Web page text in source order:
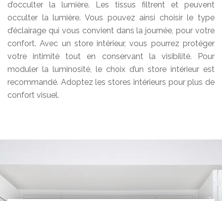
d’occulter la lumière. Les tissus filtrent et peuvent
occulter la lumière. Vous pouvez ainsi choisir le type
d’éclairage qui vous convient dans la journée, pour votre
confort. Avec un store intérieur, vous pourrez protéger
votre intimité tout en conservant la visibilité. Pour
moduler la luminosité, le choix d’un store intérieur est
recommandé. Adoptez les stores intérieurs pour plus de
confort visuel.